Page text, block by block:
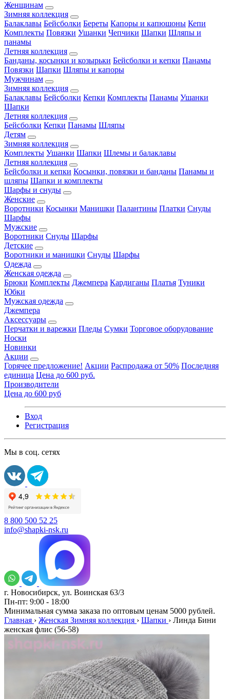
Женщинам
Зимняя коллекция
Балаклавы Бейсболки Береты Капоры и капюшоны Кепи
Комплекты Повязки Ушанки Чепчики Шапки Шляпы и
панамы
Летняя коллекция
Банданы, косынки и козырьки Бейсболки и кепки Панамы
Повязки Шапки Шляпы и капоры
Мужчинам
Зимняя коллекция
Балаклавы Бейсболки Кепки Комплекты Панамы Ушанки
Шапки
Летняя коллекция
Бейсболки Кепки Панамы Шляпы
Детям
Зимняя коллекция
Комплекты Ушанки Шапки Шлемы и балаклавы
Летняя коллекция
Бейсболки и кепки Косынки, повязки и банданы Панамы и
шляпы Шапки и комплекты
Шарфы и снуды
Женские
Воротники Косынки Манишки Палантины Платки Снуды
Шарфы
Мужские
Воротники Снуды Шарфы
Детские
Воротники и манишки Снуды Шарфы
Одежда
Женская одежда
Брюки Комплекты Джемпера Кардиганы Платья Туники
Юбки
Мужская одежда
Джемпера
Аксессуары
Перчатки и варежки Пледы Сумки Торговое оборудование
Носки
Новинки
Акции
Горячее предложение! Акции Распродажа от 50% Последняя
единица Цена до 600 руб.
Производители
Цена до 600 руб
Вход
Регистрация
Мы в соц. сетях
8 800 500 52 25
info@shapki-nsk.ru
г. Новосибирск, ул. Воинская 63/3
Пн-пт: 9:00 - 18:00
Минимальная сумма заказа по оптовым ценам 5000 рублей.
Главная › Женская Зимняя коллекция › Шапки › Линда Бини
женская флис (56-58)